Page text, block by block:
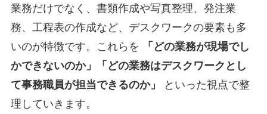
業務だけでなく、書類作成や写真整理、発注業
務、工程表の作成など、デスクワークの要素も多
いのが特徴です。これらを
「どの業務が現場でし
かできないのか」「どの業務はデスクワークとし
て事務職員が担当できるのか」
といった視点で整
理していきます。